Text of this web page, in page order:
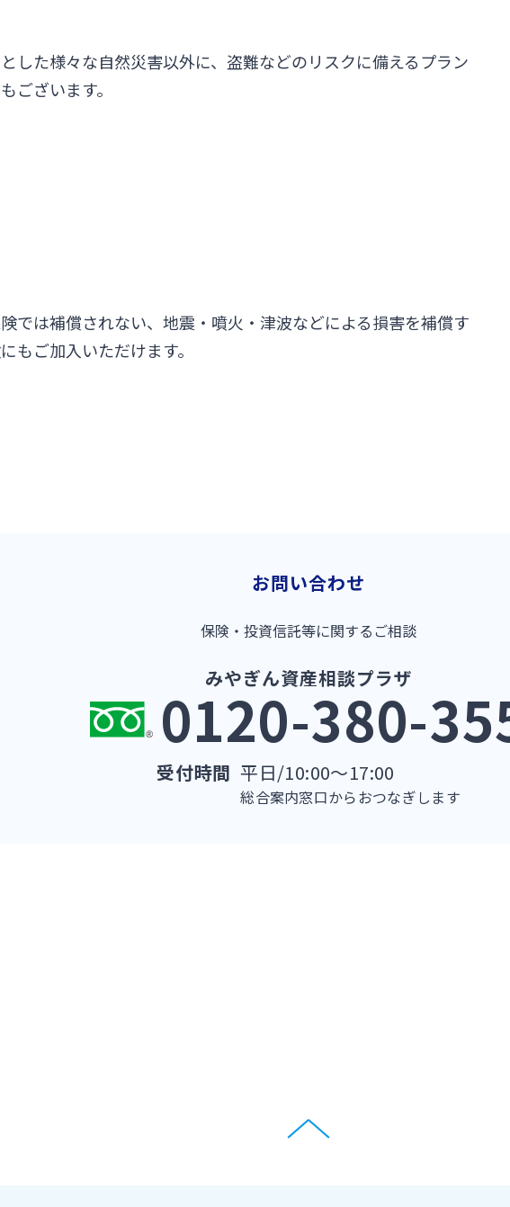
した様々な自然災害以外に、盗難などのリスクに備えるプラン
ございます。
では補償されない、地震・噴火・津波などによる損害を補償す
もご加入いただけます。
お問い合わせ
保険・投資信託等に関するご相談
みやぎん資産相談プラザ
0120-380-
受付時間 平日/10:00～17:00
総合案内窓口からおつなぎします